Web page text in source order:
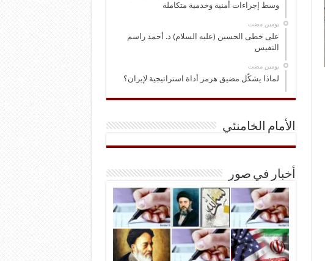
وسط إجراءات أمنية وخدمية متكاملة
‏يومين مضت
على خطى الحسين (عليه السلام) د. أحمد راسم
النفيس
‏يومين مضت
لماذا يشكّل مضيق هرمز أداة استراتيجية لإيران؟
الأمام الخامنئي
أخبار في صور